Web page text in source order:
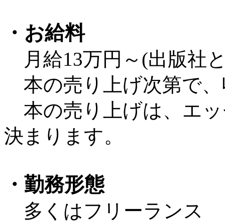
・お給料
月給13万円～(出版社
本の売り上げ次第で
本の売り上げは、エ
決まります。
・勤務形態
多くはフリーランス